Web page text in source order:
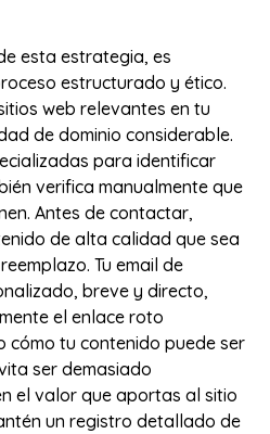
esta estrategia, es
estructurado y ético.
web relevantes en tu
de dominio considerable.
para identificar
verifica manualmente que
Antes de contactar,
de alta calidad que sea
Tu email de
breve y directo,
el enlace roto
cómo tu contenido puede ser
ser demasiado
el valor que aportas al sitio
un registro detallado de